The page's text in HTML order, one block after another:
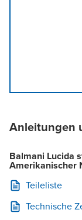
Anleitungen
Balmani Lucida
Amerikanischer
Teileliste
Technische